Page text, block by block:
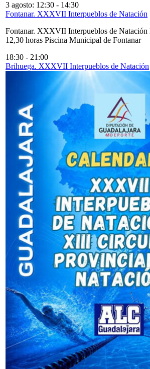
3 agosto: 12:30 - 14:30
Fontanar. XXXVII Interpueblos de Natación
Fontanar. XXXVII Interpueblos de Natación
12,30 horas Piscina Municipal de Fontanar
18:30 - 21:00
Brihuega. XXXVII Interpueblos de Natación